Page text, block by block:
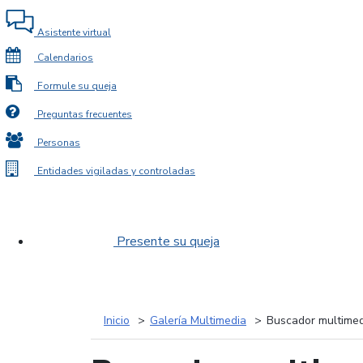
Asistente virtual
Calendarios
Formule su queja
Preguntas frecuentes
Personas
Entidades vigiladas y controladas
Presente su queja
Inicio Galería Multimedia Buscador